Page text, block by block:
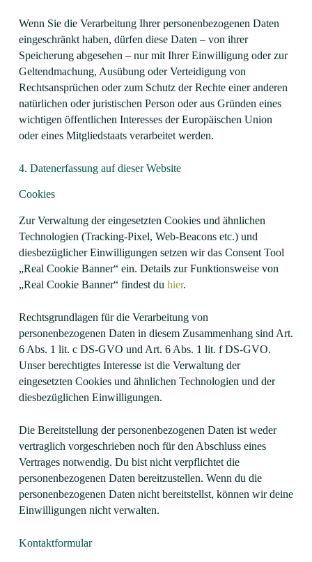
Wenn Sie die Verarbeitung Ihrer personenbezogenen Daten
eingeschränkt haben, dürfen diese Daten – von ihrer
Speicherung abgesehen – nur mit Ihrer Einwilligung oder zur
Geltendmachung, Ausübung oder Verteidigung von
Rechtsansprüchen oder zum Schutz der Rechte einer anderen
natürlichen oder juristischen Person oder aus Gründen eines
wichtigen öffentlichen Interesses der Europäischen Union
oder eines Mitgliedstaats verarbeitet werden.
4. Datenerfassung auf dieser Website
Cookies
Zur Verwaltung der eingesetzten Cookies und ähnlichen
Technologien (Tracking-Pixel, Web-Beacons etc.) und
diesbezüglicher Einwilligungen setzen wir das Consent Tool
„Real Cookie Banner“ ein. Details zur Funktionsweise von
„Real Cookie Banner“ findest du hier.
Rechtsgrundlagen für die Verarbeitung von
personenbezogenen Daten in diesem Zusammenhang sind Art.
6 Abs. 1 lit. c DS-GVO und Art. 6 Abs. 1 lit. f DS-GVO.
Unser berechtigtes Interesse ist die Verwaltung der
eingesetzten Cookies und ähnlichen Technologien und der
diesbezüglichen Einwilligungen.
Die Bereitstellung der personenbezogenen Daten ist weder
vertraglich vorgeschrieben noch für den Abschluss eines
Vertrages notwendig. Du bist nicht verpflichtet die
personenbezogenen Daten bereitzustellen. Wenn du die
personenbezogenen Daten nicht bereitstellst, können wir deine
Einwilligungen nicht verwalten.
Kontaktformular